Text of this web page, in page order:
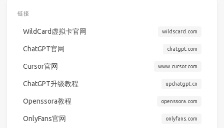
链接
WildCard虚拟卡官网 wildscard.com
ChatGPT官网 chatgpt.com
Cursor官网 www.cursor.com
ChatGPT升级教程 upchatgpt.cn
Openssora教程 openssora.com
OnlyFans官网 onlyfans.com